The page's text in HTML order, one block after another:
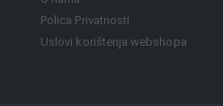
Polica Privatnosti
Uslovi korištenja webshopa